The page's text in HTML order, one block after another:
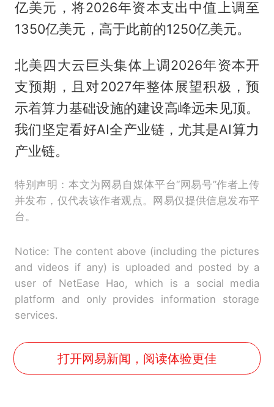
亿美元，将2026年资本支出中值上调至
1350亿美元，高于此前的1250亿美元。
北美四大云巨头集体上调2026年资本开
支预期，且对2027年整体展望积极，预
示着算力基础设施的建设高峰远未见顶。
我们坚定看好AI全产业链，尤其是AI算力
产业链。
特别声明：本文为网易自媒体平台“网易号”作者上传
并发布，仅代表该作者观点。网易仅提供信息发布平
台。
Notice: The content above (including the pictures
and videos if any) is uploaded and posted by a
user of NetEase Hao, which is a social media
platform and only provides information storage
services.
打开网易新闻，阅读体验更佳